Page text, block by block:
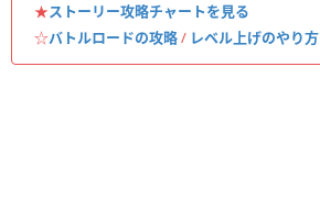
★ストーリー攻略チャートを見る
☆バトルロードの攻略/ レベル上げのやり方